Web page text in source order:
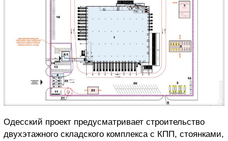
Одесский проект предусматривает строительство
двухэтажного складского комплекса с КПП, стоянками,